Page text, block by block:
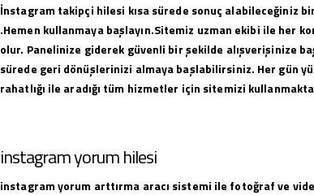
İnstagram takipçi hilesi kısa sürede sonuç alabileceğiniz
.Hemen kullanmaya başlayın.Sitemiz uzman ekibi ile her
olur. Panelinize giderek güvenli bir şekilde alışverişinize
sürede geri dönüşlerinizi almaya başlabilirsiniz. Her gün
rahatlığı ile aradığı tüm hizmetler için sitemizi
instagram yorum hilesi
instagram yorum arttırma aracı sistemi ile fotoğraf ve